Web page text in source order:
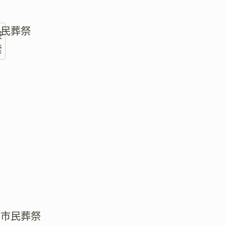
葬祭
民葬祭